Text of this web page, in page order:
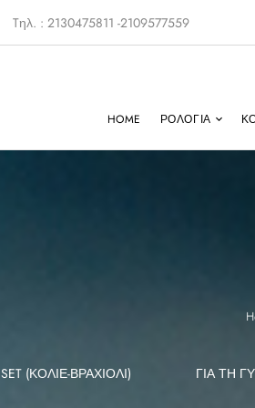
Tηλ. : 2130475811 -2109577559
HOME ΡΟΛΌΓΙΑ
SET (ΚΟΛΙΈ-ΒΡΑΧΙΌΛΙ) ΓΙΑ ΤΗ